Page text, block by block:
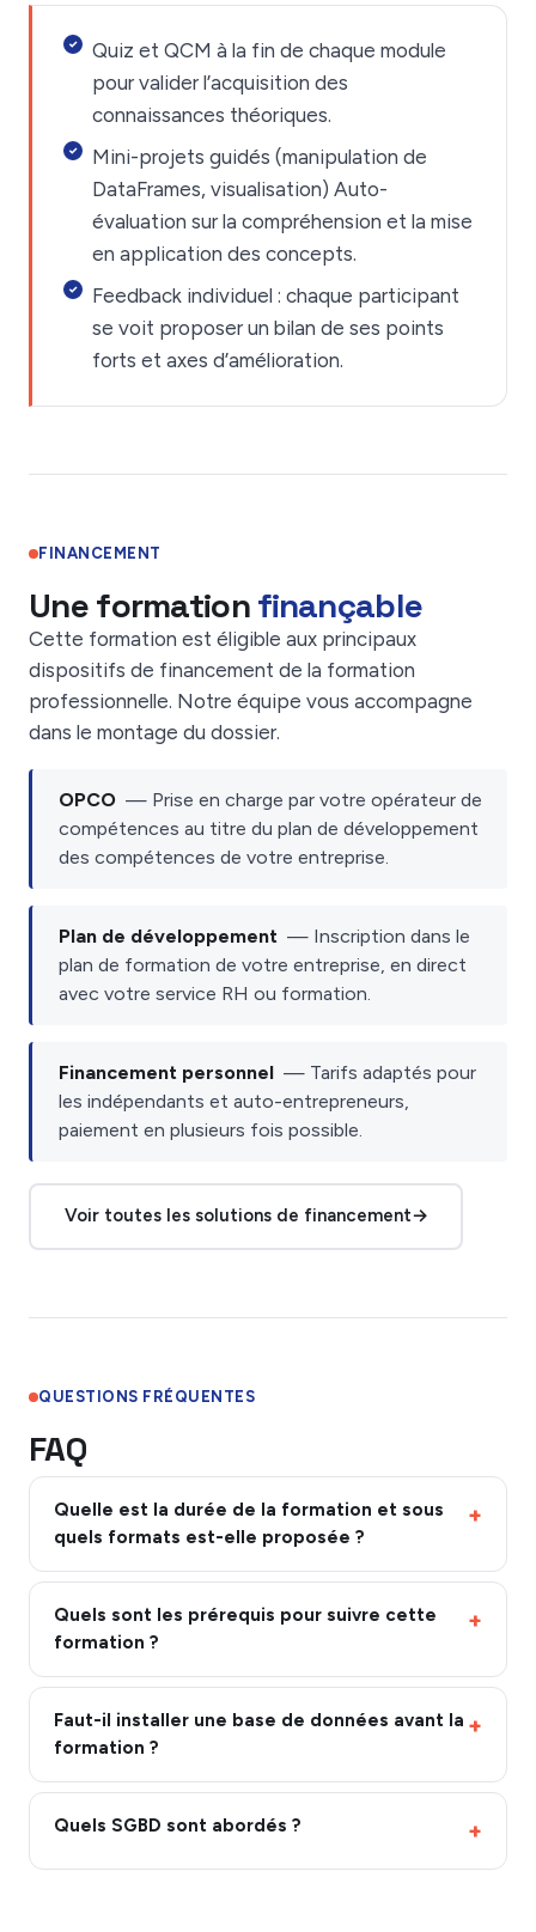
Quiz et QCM à la fin de chaque module
pour valider l’acquisition des
connaissances théoriques.
Mini-projets guidés (manipulation de
DataFrames, visualisation) Auto-
évaluation sur la compréhension et la mise
en application des concepts.
Feedback individuel : chaque participant
se voit proposer un bilan de ses points
forts et axes d’amélioration.
FINANCEMENT
Une formationfinançable
Cette formation est éligible aux principaux
dispositifs de financement de la formation
professionnelle. Notre équipe vous accompagne
dans le montage du dossier.
OPCO — Prise en charge par votre opérateur de
compétences au titre du plan de développement
des compétences de votre entreprise.
Plan de développement — Inscription dans le
plan de formation de votre entreprise, en direct
avec votre service RH ou formation.
Financement personnel — Tarifs adaptés pour
les indépendants et auto-entrepreneurs,
paiement en plusieurs fois possible.
Voir toutes les solutions de financement→
QUESTIONS FRÉQUENTES
FAQ
Quelle est la durée de la formation et sous
quels formats est-elle proposée ?
Quels sont les prérequis pour suivre cette
formation ?
Faut-il installer une base de données avant la
formation ?
Quels SGBD sont abordés ?